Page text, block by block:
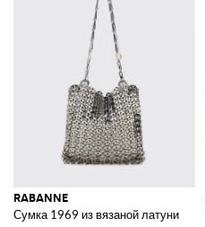
RABANNE
Сумка 1969 из вязаной латуни